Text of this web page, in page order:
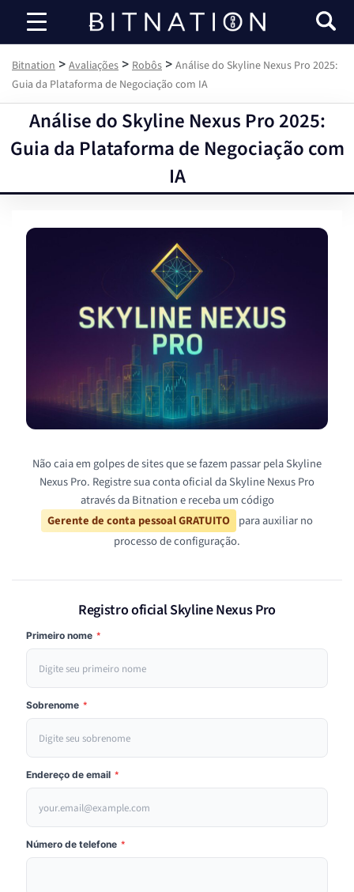
Bitnation
Bitnation > Avaliações > Robôs > Análise do Skyline Nexus Pro 2025:
Guia da Plataforma de Negociação com IA
Análise do Skyline Nexus Pro 2025:
Guia da Plataforma de Negociação com
IA
Não caia em golpes de sites que se fazem passar pela Skyline
Nexus Pro. Registre sua conta oficial da Skyline Nexus Pro
através da Bitnation e receba um código
Gerente de conta pessoal GRATUITO para auxiliar no
processo de configuração.
Registro oficial Skyline Nexus Pro
Primeiro nome *
Sobrenome *
Endereço de email *
Número de telefone *